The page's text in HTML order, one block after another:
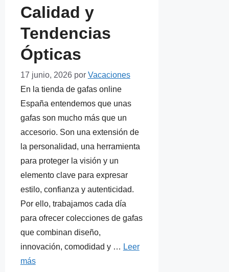
Calidad y
Tendencias
Ópticas
17 junio, 2026 por Vacaciones
En la tienda de gafas online
España entendemos que unas
gafas son mucho más que un
accesorio. Son una extensión de
la personalidad, una herramienta
para proteger la visión y un
elemento clave para expresar
estilo, confianza y autenticidad.
Por ello, trabajamos cada día
para ofrecer colecciones de gafas
que combinan diseño,
innovación, comodidad y … Leer
más